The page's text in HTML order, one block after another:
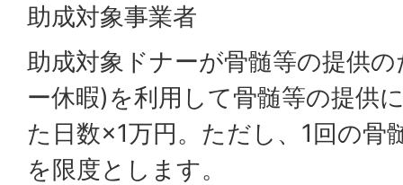
助成対象事業者
助成対象ドナーが骨髄等の提供
ー休暇)を利用して骨髄等の提供
た日数×1万円。ただし、1回の骨
を限度とします。